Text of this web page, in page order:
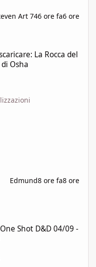
Art 746 ore fa6 ore
La Rocca del
Osha
Edmund8 ore fa8 ore
Shot D&D 04/09 -